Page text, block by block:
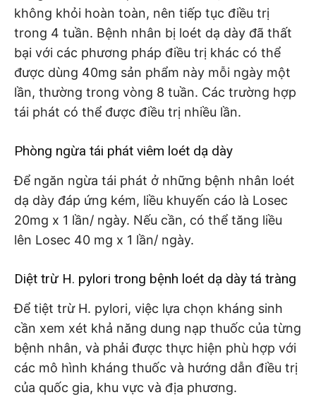
không khỏi hoàn toàn, nên tiếp tục điều trị
trong 4 tuần. Bệnh nhân bị loét dạ dày đã thất
bại với các phương pháp điều trị khác có thể
được dùng 40mg sản phẩm này mỗi ngày một
lần, thường trong vòng 8 tuần. Các trường hợp
tái phát có thể được điều trị nhiều lần.
Phòng ngừa tái phát viêm loét dạ dày
Để ngăn ngừa tái phát ở những bệnh nhân loét
dạ dày đáp ứng kém, liều khuyến cáo là Losec
20mg x 1 lần/ ngày. Nếu cần, có thể tăng liều
lên Losec 40 mg x 1 lần/ ngày.
Diệt trừ H. pylori trong bệnh loét dạ dày tá tràng
Để tiệt trừ H. pylori, việc lựa chọn kháng sinh
cần xem xét khả năng dung nạp thuốc của từng
bệnh nhân, và phải được thực hiện phù hợp với
các mô hình kháng thuốc và hướng dẫn điều trị
của quốc gia, khu vực và địa phương.